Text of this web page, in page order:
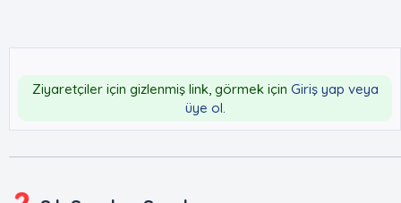
Ziyaretçiler için gizlenmiş link, görmek için Giriş yap veya
üye ol.